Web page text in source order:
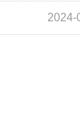
2024-